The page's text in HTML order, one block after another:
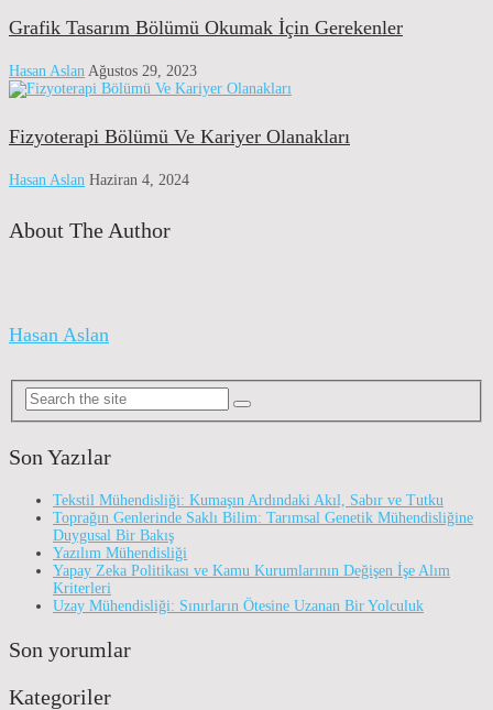
Grafik Tasarım Bölümü Okumak İçin Gerekenler
Hasan Aslan Ağustos 29, 2023
Fizyoterapi Bölümü Ve Kariyer Olanakları
Hasan Aslan Haziran 4, 2024
About The Author
Hasan Aslan
Son Yazılar
Tekstil Mühendisliği: Kumaşın Ardındaki Akıl, Sabır ve Tutku
Toprağın Genlerinde Saklı Bilim: Tarımsal Genetik Mühendisliğine
Duygusal Bir Bakış
Yazılım Mühendisliği
Yapay Zeka Politikası ve Kamu Kurumlarının Değişen İşe Alım
Kriterleri
Uzay Mühendisliği: Sınırların Ötesine Uzanan Bir Yolculuk
Son yorumlar
Kategoriler